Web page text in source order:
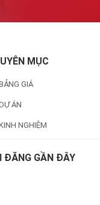
MỤC
GIÁ
ÁN
NGHIỆM
ĐĂNG GẦN ĐÂY